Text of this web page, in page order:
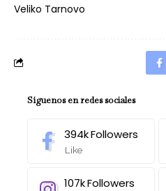
Veliko Tarnovo
Síguenos en redes sociales
394kFollowers
Like
107kFollowers